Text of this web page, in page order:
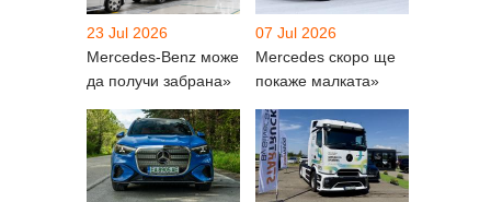
23 Jul 2026
Mercedes-Benz може
да получи забрана»
07 Jul 2026
Mercedes скоро ще
покаже малката»